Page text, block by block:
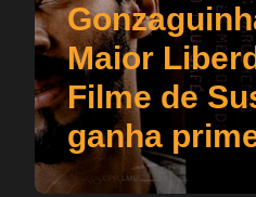
Maior
Filme de
ganha